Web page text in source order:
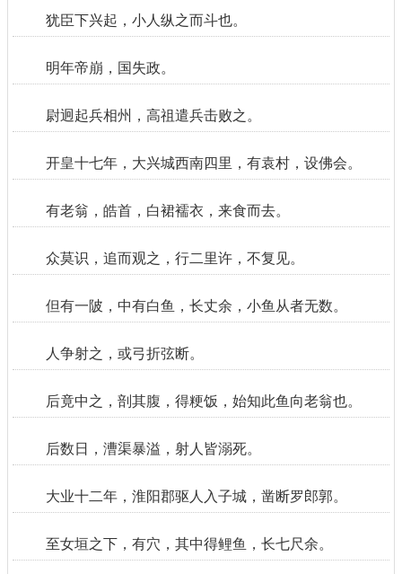
犹臣下兴起，小人纵之而斗也。
明年帝崩，国失政。
尉迥起兵相州，高祖遣兵击败之。
开皇十七年，大兴城西南四里，有袁村，设佛会。
有老翁，皓首，白裙襦衣，来食而去。
众莫识，追而观之，行二里许，不复见。
但有一陂，中有白鱼，长丈余，小鱼从者无数。
人争射之，或弓折弦断。
后竟中之，剖其腹，得粳饭，始知此鱼向老翁也。
后数日，漕渠暴溢，射人皆溺死。
大业十二年，淮阳郡驱人入子城，凿断罗郎郭。
至女垣之下，有穴，其中得鲤鱼，长七尺余。